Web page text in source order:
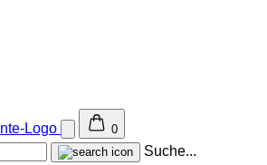
0
Suche...